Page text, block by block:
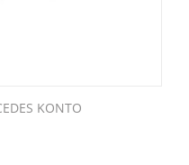
ΚΟΝΤΟ